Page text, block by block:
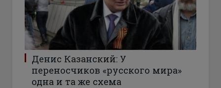
Денис Казанский: У
переносчиков «русского мира»
одна и та же схема